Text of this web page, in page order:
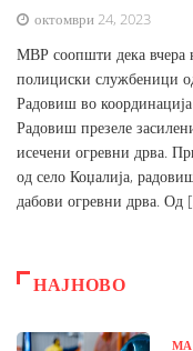
октомври 24, 2023
МВР соопшти дека вчера
полициски службеници
Радовиш во
Радовиш презеле
исечени огревни дрва.
од село Коџалија,
дабови огревни дрва. Од
НАЈНОВО